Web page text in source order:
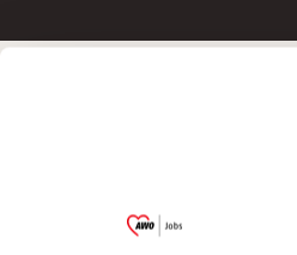
Garitz
(Ein Tochterunternehmen
Bezirksverbandes